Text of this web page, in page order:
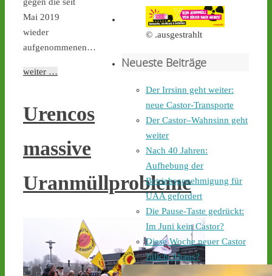
Mai 2019
wieder
aufgenommenen…
weiter …
Urencos
massive
Uranmüllprobleme
castor-stoppen.de/ticker/
#atommüll #castor
castor-stoppen.de
stoppen!
2 4
Castor stoppen!
@castorstoppen.bsky.social
⋅11h
Gegen 0.35 Uhr erreicht
der Castor-Konvoi das
Dreieck Bottrop und fährt
weiter auf die A31, den
letzten Autobahnabschnitt
bis nach Ahaus -
© .ausgestrahlt
Neueste Beiträge
Der Irrsinn geht weiter:
neue Castor-Transporte
Der Castor–Wahnsinn geht
weiter
Nach 40 Jahren:
Aufhebung der
Betriebsgenehmigung für
UAA gefordert
Die Pause-Taste gedrückt:
Im Juni kein Castor?
Diese Woche neuer Castor
Jülich-Ahaus?